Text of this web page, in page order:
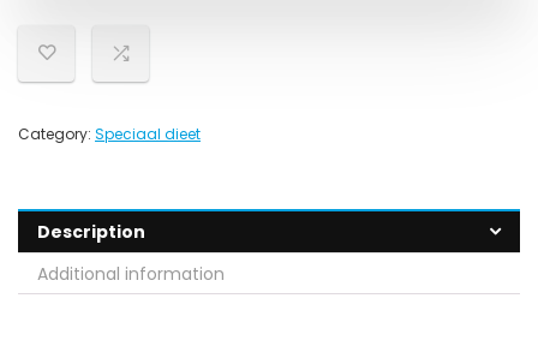
Category: Speciaal dieet
Description
Additional information